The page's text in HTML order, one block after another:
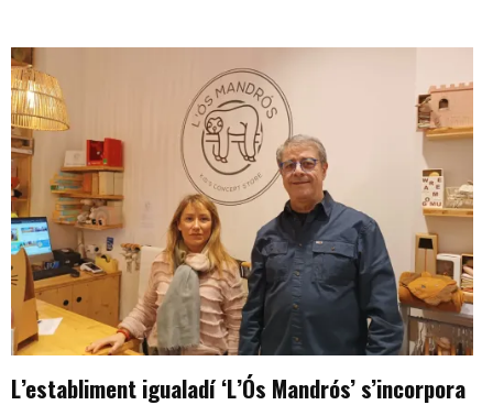
L’establiment igualadí ‘L’Ós Mandrós’ s’incorpora